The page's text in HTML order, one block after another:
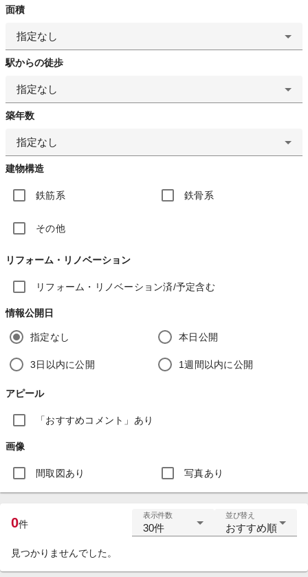
面積
指定なし
駅からの徒歩
指定なし
築年数
指定なし
建物構造
鉄筋系 鉄骨系
その他
リフォーム・リノベーション
リフォーム・リノベーション済/予定含む
情報公開日
指定なし 本日公開
3日以内に公開 1週間以内に公開
アピール
「おすすめコメント」あり
画像
間取図あり 写真あり
0件
表示件数
30件
並び替え
おすすめ順
見つかりませんでした。